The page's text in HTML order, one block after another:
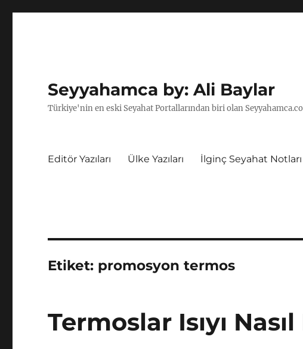
Seyyahamca by: Ali Baylar
Türkiye'nin en eski Seyahat Portallarından biri olan
Editör Yazıları Ülke Yazıları İlginç Seyahat Notları
Etiket: promosyon termos
Termoslar Isıyı